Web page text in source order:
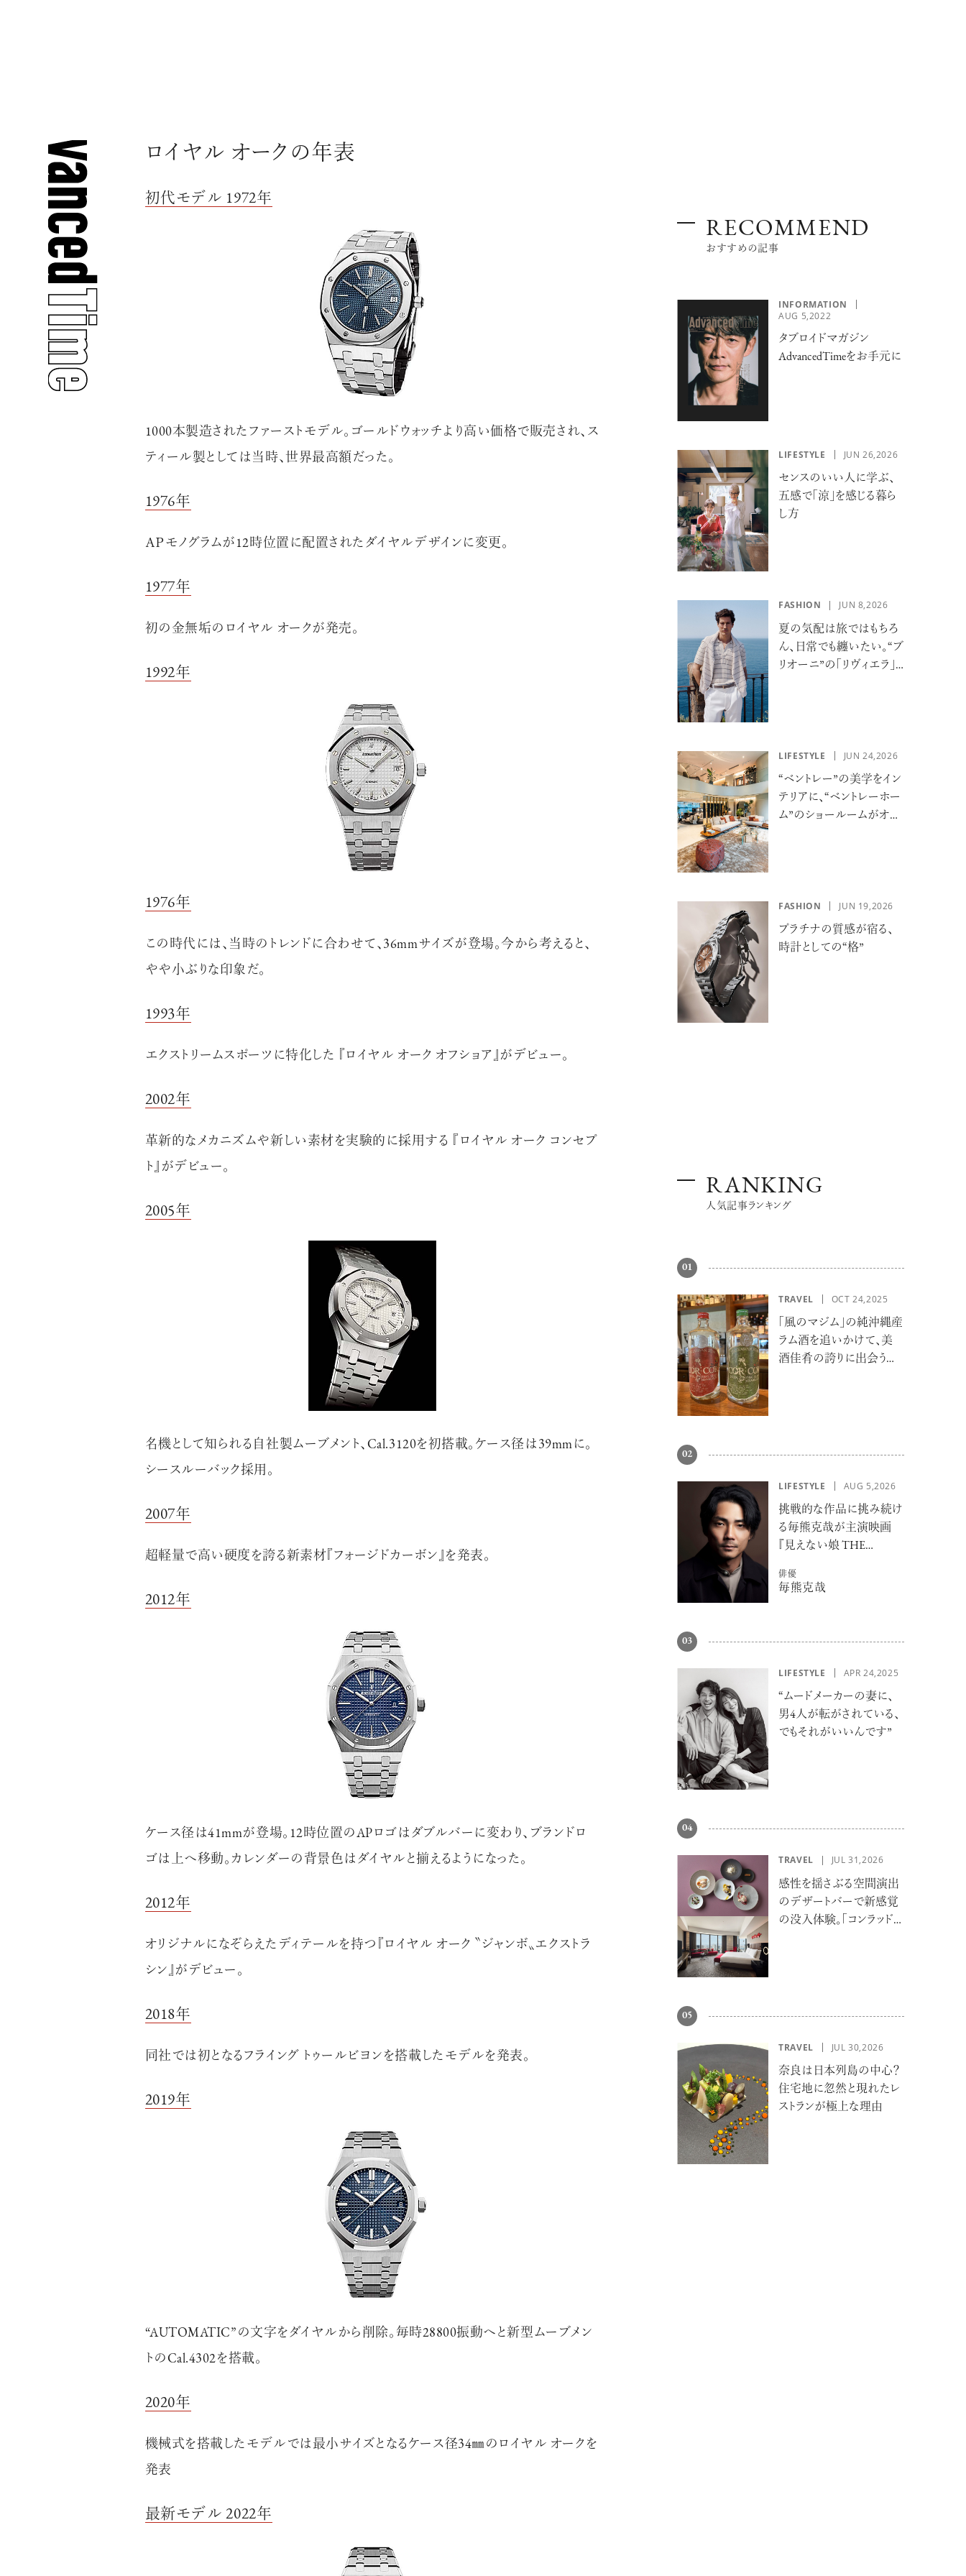
『AdvancedTime』は、自由でしなやかに生きるハイエンドな大人達におくる、
での人生で積んだ経験、知見を余裕をもって楽しみながら、進化するソー
何かに縛られていた時間から解き放たれつつある世代のライフスタイル
に、活用できる「AdvancedClub」会員組織を設けました。
「AdvancedClub」会員に登録すると、プレゼント応募情報の一覧、プレミアム
な会員限定イベント、ブランドのエクスクルーシブアイテムの紹介など、特
別なコンテンツ情報をメールマガジンでお届け致します。更に
『AdvancedTime』のタブロイドマガジンのご案内もあり、送付手数料のみを
ご負担いただくことでお手元で『AdvancedTime』をお楽しみいただけます。
人気の検索ワード
リゾート アイメイク
人気のタグ
#WATCH #JEWELRY #SKINCARE
#VOL.031
ロイヤル オークの年表
初代モデル 1972年
1000本製造されたファーストモデル。ゴールドウォッチより高い価格で販売され、ス
ティール製としては当時、世界最高額だった。
1976年
ＡＰモノグラムが12時位置に配置されたダイヤルデザインに変更。
1977年
初の金無垢のロイヤル オークが発売。
1992年
1976年
この時代には、当時のトレンドに合わせて、36mmサイズが登場。今から考えると、
やや小ぶりな印象だ。
1993年
エクストリームスポーツに特化した 『ロイヤル オーク オフショア』がデビュー。
2002年
革新的なメカニズムや新しい素材を実験的に採用する 『ロイヤル オーク コンセプ
ト』がデビュー。
2005年
名機として知られる自社製ムーブメント、Cal.3120を初搭載。ケース径は39mmに。
シースルーバック採用。
2007年
超軽量で高い硬度を誇る新素材『フォージドカーボン』を発表。
2012年
ケース径は41mmが登場。12時位置のAPロゴはダブルバーに変わり、ブランドロ
ゴは上へ移動。カレンダーの背景色はダイヤルと揃えるようになった。
2012年
オリジナルになぞらえたディテールを持つ『ロイヤル オーク 〝ジャンボ〟エクストラ
シン』がデビュー。
2018年
同社では初となるフライング トゥールビヨンを搭載したモデルを発表。
2019年
“AUTOMATIC”の文字をダイヤルから削除。毎時28800振動へと新型ムーブメン
トのCal.4302を搭載。
2020年
機械式を搭載したモデルでは最小サイズとなるケース径34㎜のロイヤル オークを
発表
最新モデル 2022年
RECOMMEND
おすすめの記事
INFORMATION
AUG 5,2022
タブロイドマガジン
AdvancedTimeをお手元に
LIFESTYLE JUN 26,2026
センスのいい人に学ぶ、
五感で「涼」を感じる暮ら
し方
FASHION JUN 8,2026
夏の気配は旅ではもちろ
ん、日常でも纏いたい。“ブ
リオーニ”の「リヴィエラ」
LIFESTYLE JUN 24,2026
“ベントレー”の美学をイン
テリアに、“ベントレーホー
ム”のショールームがオー
FASHION JUN 19,2026
プラチナの質感が宿る、
時計としての“格”
RANKING
人気記事ランキング
01
TRAVEL OCT 24,2025
「風のマジム」の純沖縄産
ラム酒を追いかけて、美
酒佳肴の誇りに出会う旅
02
LIFESTYLE AUG 5,2026
挑戦的な作品に挑み続け
る毎熊克哉が主演映画
『見えない娘 THE
派な色気
俳優
毎熊克哉
03
LIFESTYLE APR 24,2025
“ムードメーカーの妻に、
男4人が転がされている、
でもそれがいいんです”
04
TRAVEL JUL 31,2026
感性を揺さぶる空間演出
のデザートバーで新感覚
の没入体験。「コンラッド
05
TRAVEL JUL 30,2026
奈良は日本列島の中心？
住宅地に忽然と現れたレ
ストランが極上な理由